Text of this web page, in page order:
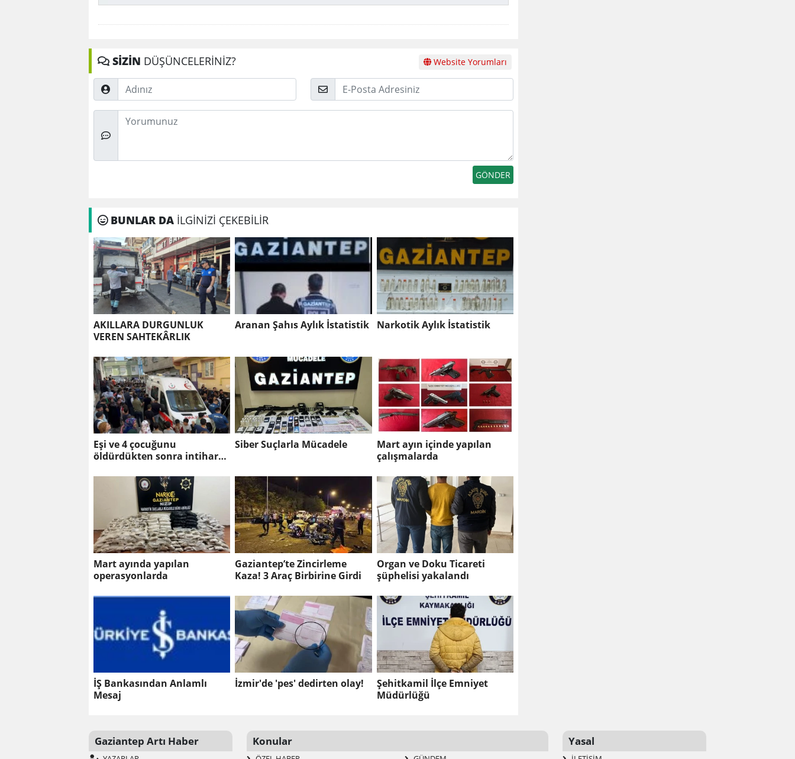
SİZİN DÜŞÜNCELERİNİZ? Website Yorumları
Adınız
Posta
Düşünceleriniz
BUNLAR DA İLGİNİZİ ÇEKEBİLİR
AKILLARA DURGUNLUK
VEREN SAHTEKÂRLIK
Aranan Şahıs Aylık İstatistik Narkotik Aylık İstatistik
Eşi ve 4 çocuğunu
öldürdükten sonra intihar
Siber Suçlarla Mücadele
Mart ayın içinde yapılan
çalışmalarda
Mart ayında yapılan
operasyonlarda
Gaziantep’te Zincirleme
Kaza! 3 Araç Birbirine Girdi
Organ ve Doku Ticareti
şüphelisi yakalandı
İŞ Bankasından Anlamlı
Mesaj
İzmir'de 'pes' dedirten olay!
Şehitkamil İlçe Emniyet
Müdürlüğü
Gaziantep Artı Haber Konular Yasal